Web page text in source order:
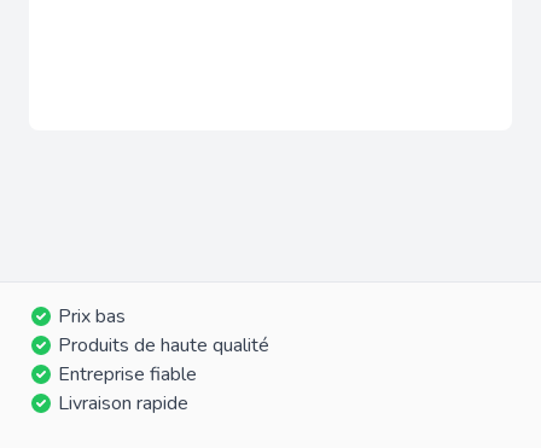
Prix bas
Produits de haute qualité
Entreprise fiable
Livraison rapide